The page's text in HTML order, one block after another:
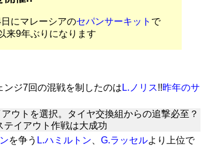
にマレーシアのセパンサーキット で
来9年ぶりになります
ジ7回の混戦を制したのはL.ノリス!!昨年のサ
ウトを選択。タイヤ交換組からの追撃必至？
テイアウト作戦は大成功
を争う L.ハミルトン、G.ラッセルより上位で